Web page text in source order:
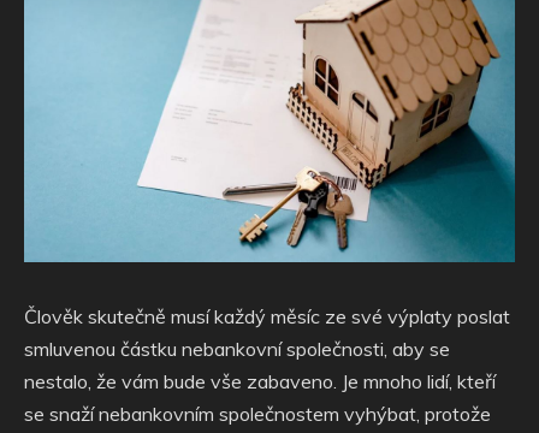
Člověk skutečně musí každý měsíc ze své výplaty poslat
smluvenou částku nebankovní společnosti, aby se
nestalo, že vám bude vše zabaveno. Je mnoho lidí, kteří
se snaží nebankovním společnostem vyhýbat, protože